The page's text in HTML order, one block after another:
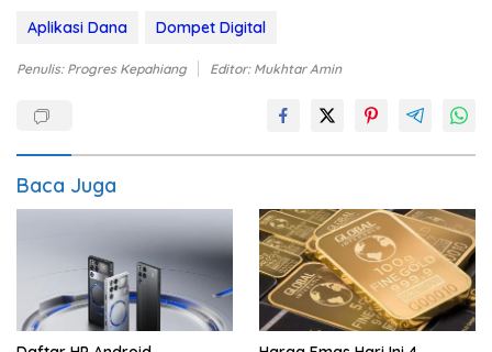
Aplikasi Dana Dompet Digital
Penulis: Progres Kepahiang Editor: Mukhtar Amin
Baca Juga